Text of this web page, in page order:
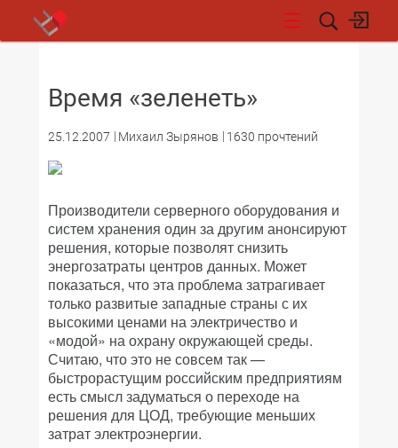
Время «зеленеть»
25.12.2007 Михаил Зырянов 1630 прочтений
Производители серверного оборудования и
систем хранения один за другим анонсируют
решения, которые позволят снизить
энергозатраты центров данных. Может
показаться, что эта проблема затрагивает
только развитые западные страны с их
высокими ценами на электричество и
«модой» на охрану окружающей среды.
Считаю, что это не совсем так —
быстрорастущим российским предприятиям
есть смысл задуматься о переходе на
решения для ЦОД, требующие меньших
затрат электроэнергии.